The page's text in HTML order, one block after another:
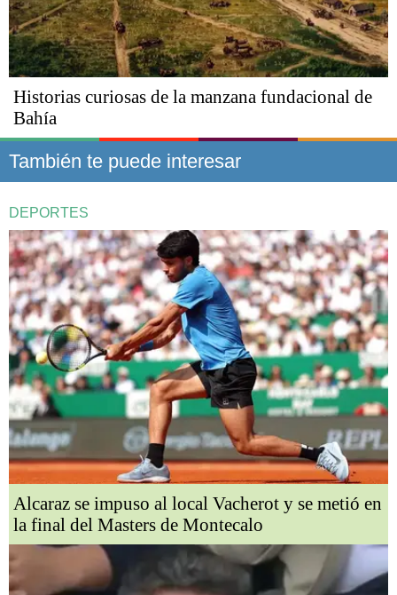
Historias curiosas de la manzana fundacional de
Bahía
También te puede interesar
DEPORTES
Alcaraz se impuso al local Vacherot y se metió en
la final del Masters de Montecalo